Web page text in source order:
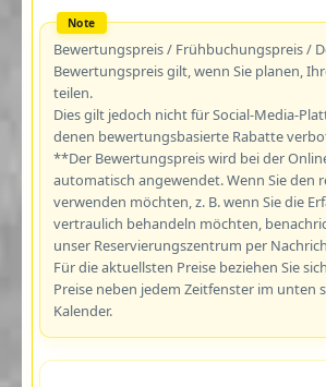
Bewertungspreis / Frühbuchungspreis /
Bewertungspreis gilt, wenn Sie planen,
teilen.
Dies gilt jedoch nicht für Social-Media-
denen bewertungsbasierte Rabatte
**Der Bewertungspreis wird bei der
automatisch angewendet. Wenn Sie den
verwenden möchten, z. B. wenn Sie die
vertraulich behandeln möchten,
unser Reservierungszentrum per
Für die aktuellsten Preise beziehen Sie
Preise neben jedem Zeitfenster im unten
Kalender.